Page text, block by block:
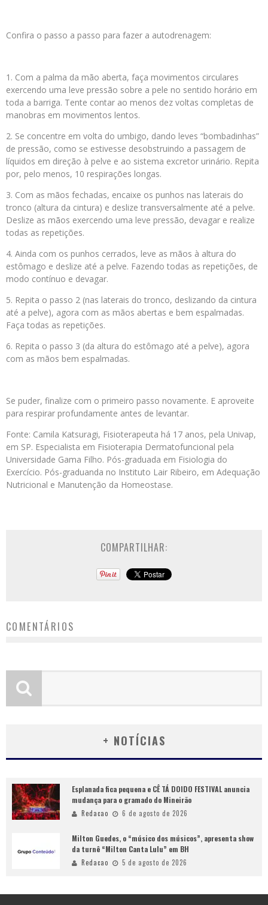
Confira o passo a passo para fazer a autodrenagem:
1. Com a palma da mão aberta, faça movimentos circulares
exercendo uma leve pressão sobre a pele no sentido horário em
toda a barriga. Tente contar ao menos dez voltas completas de
manobras em movimentos lentos.
2. Se concentre em volta do umbigo, dando leves “bombadinhas”
de pressão, como se estivesse desobstruindo a passagem de
líquidos em direção à pelve e ao sistema excretor urinário. Repita
por, pelo menos, 10 respirações longas.
3. Com as mãos fechadas, encaixe os punhos nas laterais do
tronco (altura da cintura) e deslize transversalmente até a pelve.
Deslize as mãos exercendo uma leve pressão, devagar e realize
todas as repetições.
4. Ainda com os punhos cerrados, leve as mãos à altura do
estômago e deslize até a pelve. Fazendo todas as repetições, de
modo contínuo e devagar.
5. Repita o passo 2 (nas laterais do tronco, deslizando da cintura
até a pelve), agora com as mãos abertas e bem espalmadas.
Faça todas as repetições.
6. Repita o passo 3 (da altura do estômago até a pelve), agora
com as mãos bem espalmadas.
Se puder, finalize com o primeiro passo novamente. E aproveite
para respirar profundamente antes de levantar.
Fonte: Camila Katsuragi, Fisioterapeuta há 17 anos, pela Univap,
em SP. Especialista em Fisioterapia Dermatofuncional pela
Universidade Gama Filho. Pós-graduada em Fisiologia do
Exercício. Pós-graduanda no Instituto Lair Ribeiro, em Adequação
Nutricional e Manutenção da Homeostase.
COMPARTILHAR:
COMENTÁRIOS
+ NOTÍCIAS
Esplanada fica pequena e CÊ TÁ DOIDO FESTIVAL anuncia
mudança para o gramado do Mineirão
Redacao 6 de agosto de 2026
Milton Guedes, o “músico dos músicos”, apresenta show
da turnê “Milton Canta Lulu” em BH
Redacao 5 de agosto de 2026